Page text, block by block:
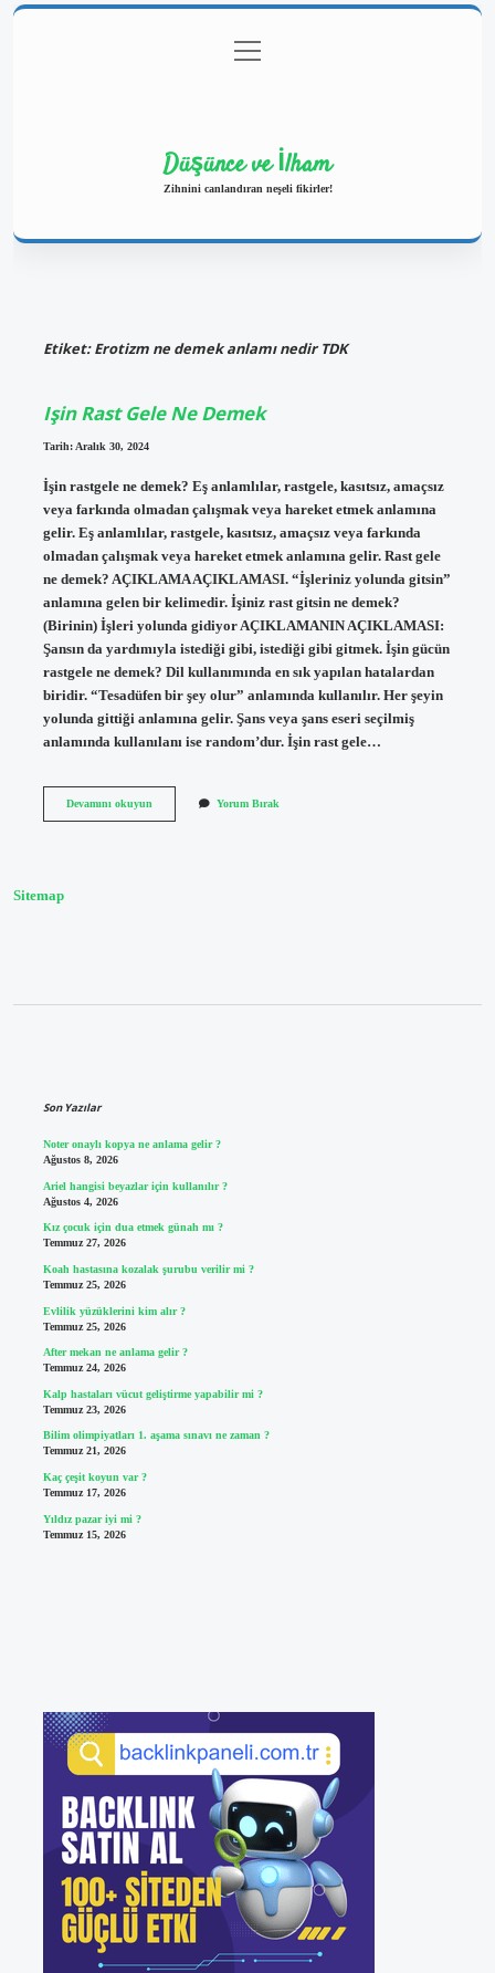
Gizlilik Politikası
menüyü
aç
Düşünce ve İlham
Zihnini canlandıran neşeli fikirler!
Etiket:Erotizm ne demek anlamı nedir TDK
Işin Rast Gele Ne Demek
Tarih: Aralık 30, 2024
İşin rastgele ne demek? Eş anlamlılar, rastgele, kasıtsız, amaçsız
veya farkında olmadan çalışmak veya hareket etmek anlamına
gelir. Eş anlamlılar, rastgele, kasıtsız, amaçsız veya farkında
olmadan çalışmak veya hareket etmek anlamına gelir. Rast gele
ne demek? AÇIKLAMA AÇIKLAMASI. “İşleriniz yolunda gitsin”
anlamına gelen bir kelimedir. İşiniz rast gitsin ne demek?
(Birinin) İşleri yolunda gidiyor AÇIKLAMANIN AÇIKLAMASI:
Şansın da yardımıyla istediği gibi, istediği gibi gitmek. İşin gücün
rastgele ne demek? Dil kullanımında en sık yapılan hatalardan
biridir. “Tesadüfen bir şey olur” anlamında kullanılır. Her şeyin
yolunda gittiği anlamına gelir. Şans veya şans eseri seçilmiş
anlamında kullanılanı ise random’dur. İşin rast gele…
Devamını okuyunIşin
Yorum Bırak
Sitemap
Son Yazılar
Noter onaylı kopya ne anlama gelir ?
Ağustos 8, 2026
Ariel hangisi beyazlar için kullanılır ?
Ağustos 4, 2026
Kız çocuk için dua etmek günah mı ?
Temmuz 27, 2026
Koah hastasına kozalak şurubu verilir mi ?
Temmuz 25, 2026
Evlilik yüzüklerini kim alır ?
Temmuz 25, 2026
After mekan ne anlama gelir ?
Temmuz 24, 2026
Kalp hastaları vücut geliştirme yapabilir mi ?
Temmuz 23, 2026
Bilim olimpiyatları 1. aşama sınavı ne zaman ?
Temmuz 21, 2026
Kaç çeşit koyun var ?
Temmuz 17, 2026
Yıldız pazar iyi mi ?
Temmuz 15, 2026